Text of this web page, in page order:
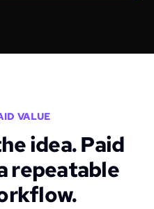
VALUE
idea. Paid
repeatable